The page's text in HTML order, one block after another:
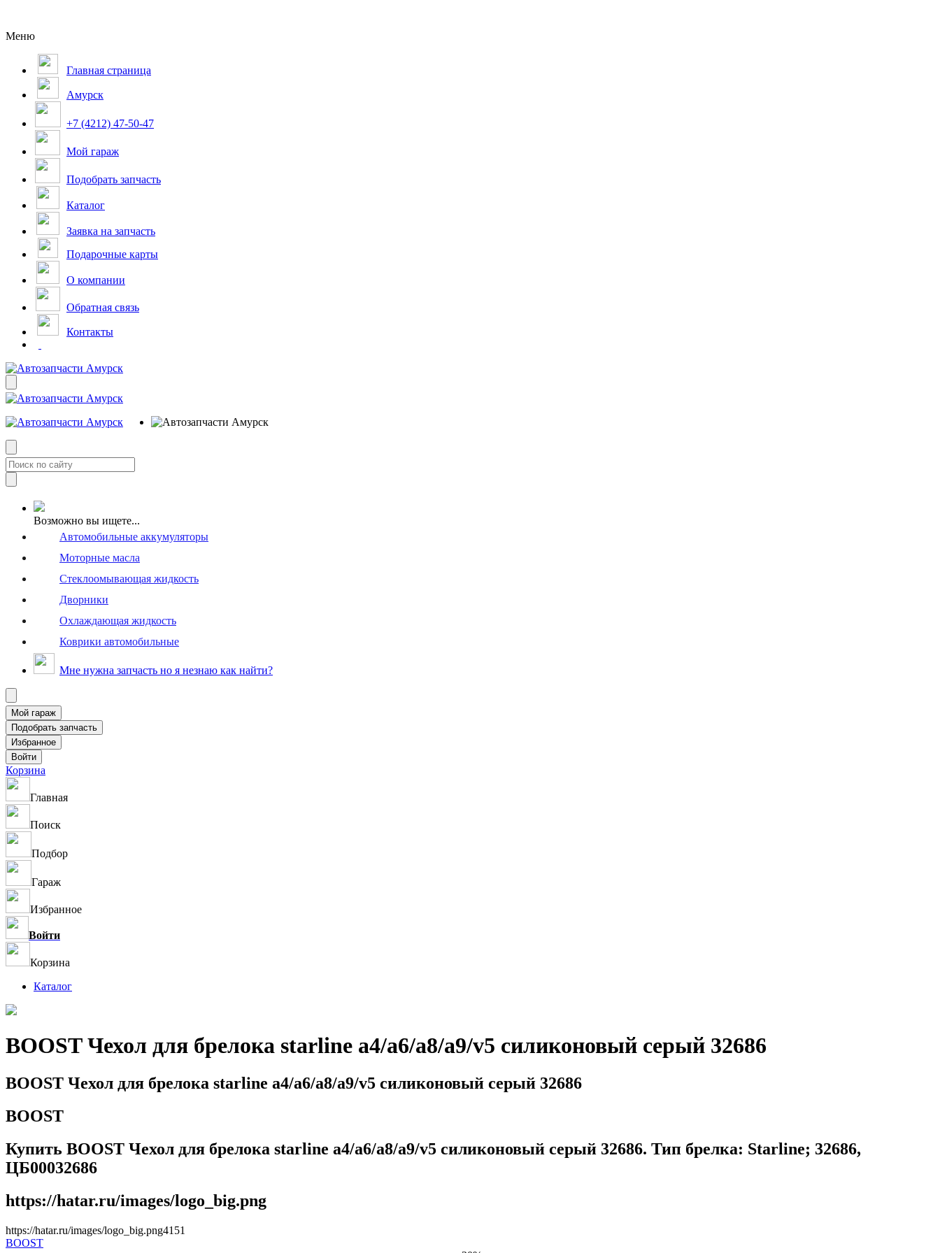
Меню
Главная страница
Амурск
+7 (4212) 47-50-47
Мой гараж
Подобрать запчасть
Каталог
Заявка на запчасть
Подарочные карты
О компании
Обратная связь
Контакты
Возможно вы ищете...
Автомобильные аккумуляторы
Моторные масла
Стеклоомывающая жидкость
Дворники
Охлаждающая жидкость
Коврики автомобильные
Мне нужна запчасть но я незнаю как найти?
Корзина
Главная
Поиск
Подбор
Гараж
Избранное
Войти
Корзина
Каталог
BOOST Чехол для брелока starline a4/a6/a8/a9/v5 силиконовый серый 32686
BOOST Чехол для брелока starline a4/a6/a8/a9/v5 силиконовый серый 32686
BOOST
Купить BOOST Чехол для брелока starline a4/a6/a8/a9/v5 силиконовый серый 32686. Тип брелка: Starline; 32686,
ЦБ00032686
https://hatar.ru/images/logo_big.png
https://hatar.ru/images/logo_big.png41 51
BOOST